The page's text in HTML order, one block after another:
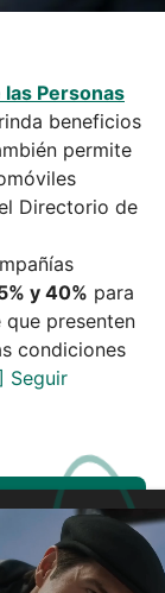
Personas
beneficios
permite
Directorio de
y 40% para
que presenten
condiciones